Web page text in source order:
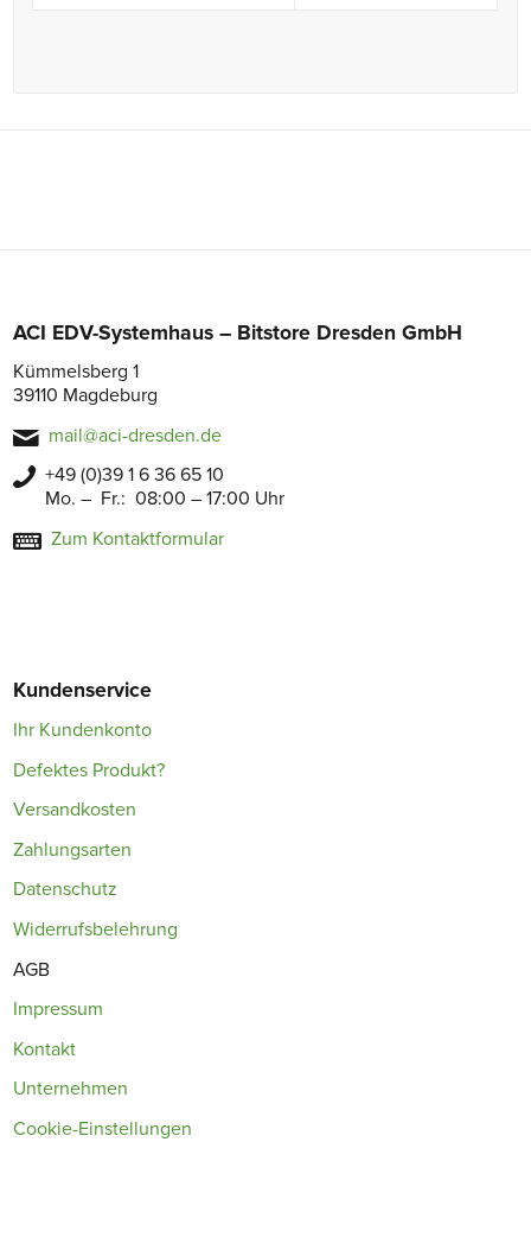
ACI EDV-Systemhaus – Bitstore Dresden GmbH
Kümmelsberg 1
39110 Magdeburg
mail@aci-dresden.de
+49 (0)39 1 6 36 65 10
Mo. – Fr.: 08:00 – 17:00 Uhr
Zum Kontaktformular
Kundenservice
Ihr Kundenkonto
Defektes Produkt?
Versandkosten
Zahlungsarten
Datenschutz
Widerrufsbelehrung
AGB
Impressum
Kontakt
Unternehmen
Cookie-Einstellungen